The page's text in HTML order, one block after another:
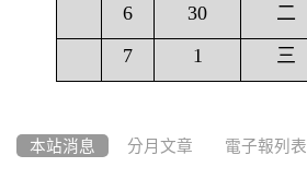
6
30 二
7
1 三
本站消息 分月文章 電子報列表